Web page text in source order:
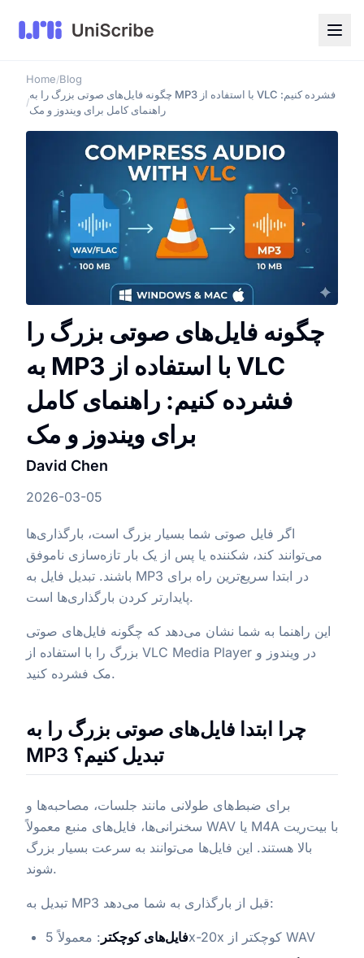
Home/Blog
/
چگونه فایل‌های صوتی بزرگ را به MP3 با استفاده از VLC فشرده کنیم:
راهنمای کامل برای ویندوز و مک
چگونه فایل‌های صوتی بزرگ را
به MP3 با استفاده از VLC
فشرده کنیم: راهنمای کامل
برای ویندوز و مک
David Chen
2026-03-05
اگر فایل صوتی شما بسیار بزرگ است، بارگذاری‌ها
می‌توانند کند، شکننده یا پس از یک بار تازه‌سازی ناموفق
باشند. تبدیل فایل به MP3 در ابتدا سریع‌ترین راه برای
پایدارتر کردن بارگذاری‌ها است.
این راهنما به شما نشان می‌دهد که چگونه فایل‌های صوتی
بزرگ را با استفاده از VLC Media Player در ویندوز و
مک فشرده کنید.
چرا ابتدا فایل‌های صوتی بزرگ را به
MP3 تبدیل کنیم؟
برای ضبط‌های طولانی مانند جلسات، مصاحبه‌ها و
سخنرانی‌ها، فایل‌های منبع معمولاً WAV یا M4A با بیت‌ریت
بالا هستند. این فایل‌ها می‌توانند به سرعت بسیار بزرگ
شوند.
تبدیل به MP3 قبل از بارگذاری به شما می‌دهد:
فایل‌های کوچکتر
: معمولاً 5x-20x کوچکتر از WAV